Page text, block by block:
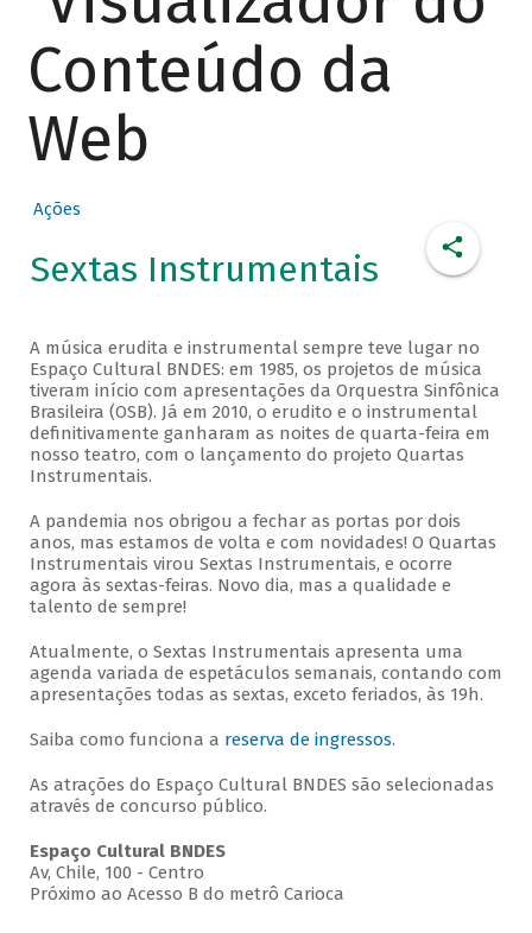
Conteúdo da
Web
Ações
Sextas Instrumentais
A música erudita e instrumental sempre teve lugar no
Espaço Cultural BNDES: em 1985, os projetos de música
tiveram início com apresentações da Orquestra Sinfônica
Brasileira (OSB). Já em 2010, o erudito e o instrumental
definitivamente ganharam as noites de quarta-feira em
nosso teatro, com o lançamento do projeto Quartas
Instrumentais.
A pandemia nos obrigou a fechar as portas por dois
anos, mas estamos de volta e com novidades! O Quartas
Instrumentais virou Sextas Instrumentais, e ocorre
agora às sextas-feiras. Novo dia, mas a qualidade e
talento de sempre!
Atualmente, o Sextas Instrumentais apresenta uma
agenda variada de espetáculos semanais, contando com
apresentações todas as sextas, exceto feriados, às 19h.
Saiba como funciona a reserva de ingressos.
As atrações do Espaço Cultural BNDES são selecionadas
através de concurso público.
Espaço Cultural BNDES
Av, Chile, 100 - Centro
Próximo ao Acesso B do metrô Carioca